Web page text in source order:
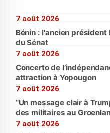
7 août 2026
Bénin : l'ancien
du Sénat
7 août 2026
Concerto de
attraction à Yopougon
7 août 2026
“Un message clair à
des militaires au
7 août 2026